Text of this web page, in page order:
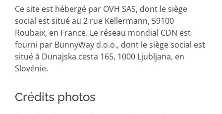
Ce site est hébergé par OVH SAS, dont le siège
social est situé au 2 rue Kellermann, 59100
Roubaix, en France. Le réseau mondial CDN est
fourni par BunnyWay d.o.o., dont le siège social est
situé à Dunajska cesta 165, 1000 Ljubljana, en
Slovénie.
Crédits photos